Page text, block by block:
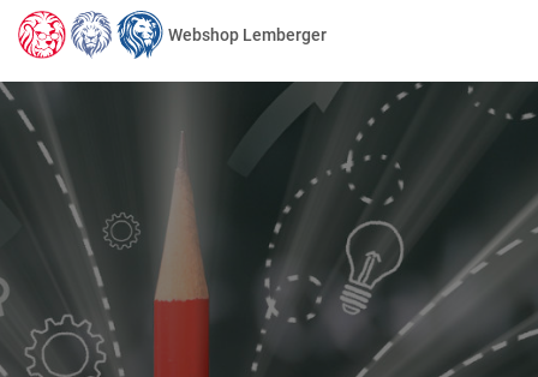
Webshop Lemberger